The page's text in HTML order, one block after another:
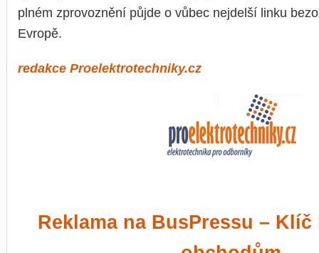
plném zprovoznění půjde o vůbec nejdelší linku
Evropě.
redakce Proelektrotechniky.cz
Reklama na BusPressu –